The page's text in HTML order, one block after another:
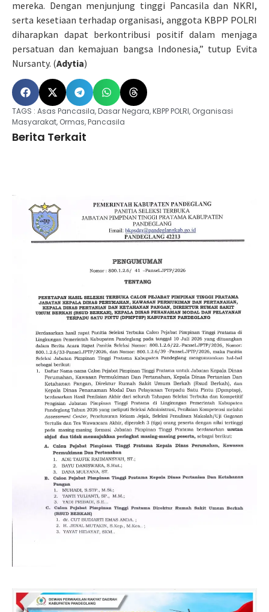
mereka. Dengan menjunjung tinggi Pancasila dan NKRI,
serta kesetiaan terhadap organisasi, anggota KBPP POLRI
diharapkan dapat berkontribusi positif dalam menjaga
persatuan dan kemajuan bangsa Indonesia,” tutup Evita
Nursanty. (Adytia)
TAGS : Asas Pancasila,Dasar Negara,KBPP POLRI, Organisasi
Masyarakat, Ormas,Pancasila
Berita Terkait